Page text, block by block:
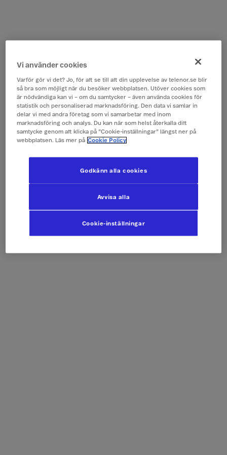
Vi använder cookies
Varför gör vi det? Jo, för att se till att din upplevelse av telenor.se blir
så bra som möjligt när du besöker webbplatsen. Utöver cookies som
är nödvändiga kan vi – om du samtycker – även använda cookies för
statistik och personaliserad marknadsföring. Den data vi samlar in
delar vi med andra företag som vi samarbetar med inom
marknadsföring och analys. Du kan när som helst återkalla ditt
samtycke genom att klicka på ”Cookie-inställningar” längst ner på
webbplatsen. Läs mer på Cookie Policy
Cookie-inställningar
Avvisa alla
Godkänn alla cookies